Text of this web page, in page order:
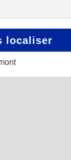
localiser